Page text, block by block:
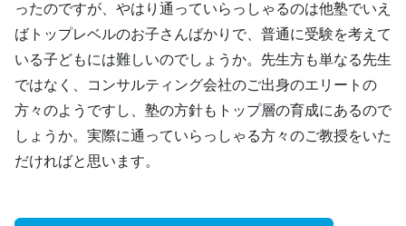
ったのですが、やはり通っていらっしゃるのは他塾でいえ
ばトップレベルのお子さんばかりで、普通に受験を考えて
いる子どもには難しいのでしょうか。先生方も単なる先生
ではなく、コンサルティング会社のご出身のエリートの
方々のようですし、塾の方針もトップ層の育成にあるので
しょうか。実際に通っていらっしゃる方々のご教授をいた
だければと思います。